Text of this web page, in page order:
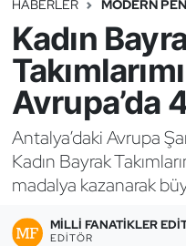
HABERLER MODERN
Kadın
Avrupa’da
Antalya’daki Avrupa
Kadın Bayrak
madalya kazanarak
MILLI FANATIKLER
EDITÖR
Binicilik
Bisiklet
Bocce Bowling Dart
Boks
Briç